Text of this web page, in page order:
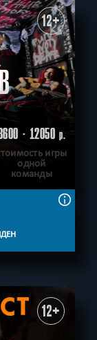
12+
- 12050р.
игры
одной
команды
12+